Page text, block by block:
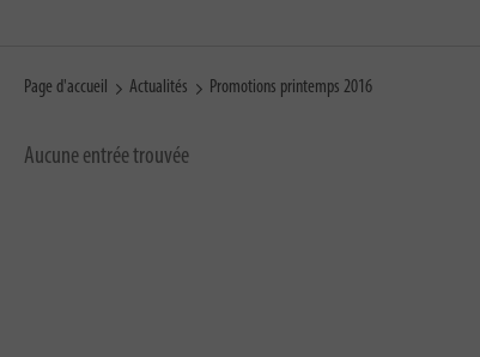
Page d'accueil Actualités Promotions printemps 2016
Aucune entrée trouvée